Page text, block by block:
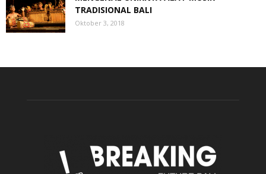
TRADISIONAL BALI
Oktober 3, 2018